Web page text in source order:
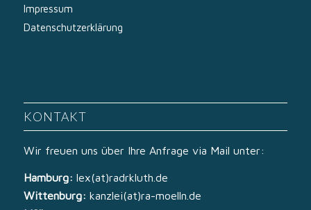
Impressum
Datenschutzerklärung
KONTAKT
Wir freuen uns über Ihre Anfrage via Mail unter:
Hamburg: lex(at)radrkluth.de
Wittenburg: kanzlei(at)ra-moelln.de